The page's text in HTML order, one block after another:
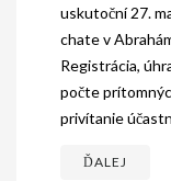
OČAKÁVANÉ
PUDELPOINTER
ŠTANDARD
uskutoční 27.
chate v
Registrácia,
počte
privítanie
ĎALEJ